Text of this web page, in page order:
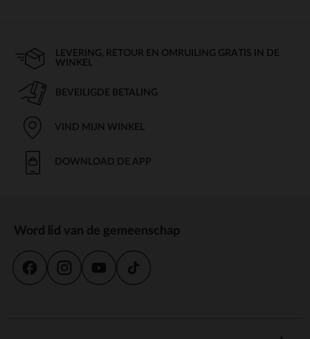
LEVERING, RETOUR EN OMRUILING GRATIS IN DE
WINKEL
BEVEILIGDE BETALING
VIND MIJN WINKEL
DOWNLOAD DE APP
Word lid van de gemeenschap